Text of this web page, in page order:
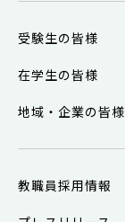
受験生の皆様
在学生の皆様
地域・企業の皆様
教職員採用情報